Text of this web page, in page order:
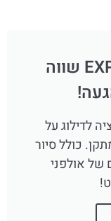
כרטיס יוניברסל EXPRESS שווה
לדילוג על
כולל סיור
של אולפני